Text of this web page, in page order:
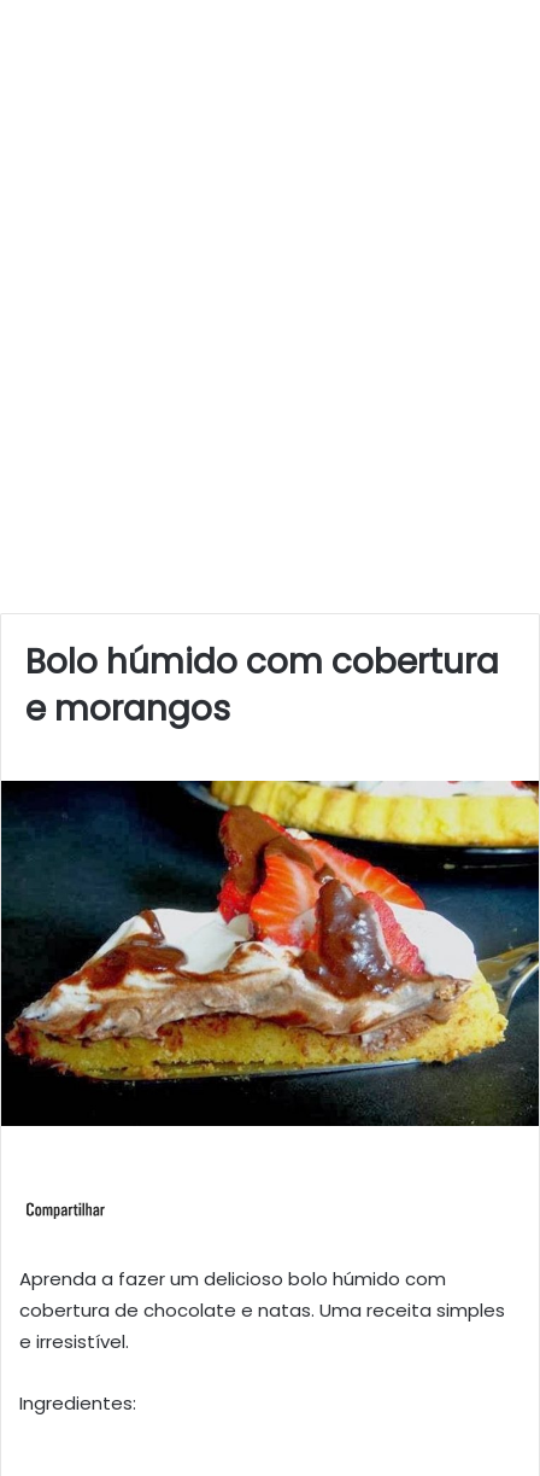
Bolo húmido com cobertura
e morangos
Aprenda a fazer um delicioso bolo húmido com
cobertura de chocolate e natas. Uma receita simples
e irresistível.
Ingredientes: